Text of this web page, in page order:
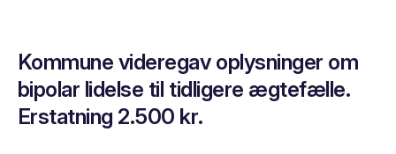
Kommune videregav oplysninger om
bipolar lidelse til tidligere ægtefælle.
Erstatning 2.500 kr.